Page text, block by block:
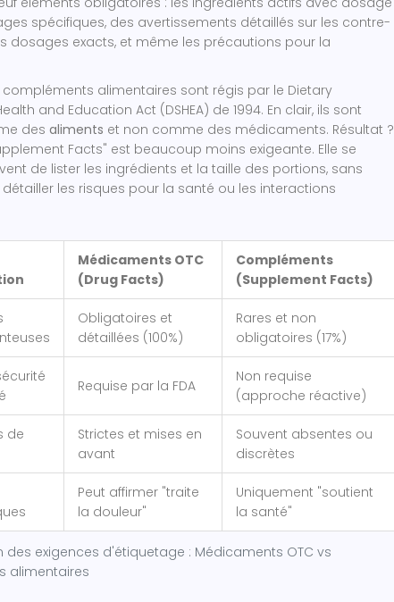
spécifiques, des avertissements détaillés sur les contre-
dosages exacts, et même les précautions pour la
compléments alimentaires sont régis par le Dietary
and Education Act (DSHEA) de 1994. En clair, ils sont
des aliments et non comme des médicaments. Résultat ?
Facts" est beaucoup moins exigeante. Elle se
de lister les ingrédients et la taille des portions, sans
les risques pour la santé ou les interactions
exigences d'étiquetage : Médicaments OTC vs
alimentaires
Médicaments OTC
(Drug Facts)
Compléments
(Supplement Facts)
Obligatoires et
détaillées (100%)
Rares et non
obligatoires (17%)
Requise par la FDA
Non requise
(approche réactive)
de
Strictes et mises en
avant
Souvent absentes ou
discrètes
Peut affirmer "traite
la douleur"
Uniquement "soutient
la santé"